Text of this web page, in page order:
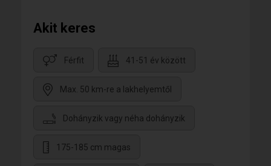
Akit keres
Férfit 41-51 év között
Max. 50 km-re a lakhelyemtől
Dohányzik vagy néha dohányzik
175-185 cm magas